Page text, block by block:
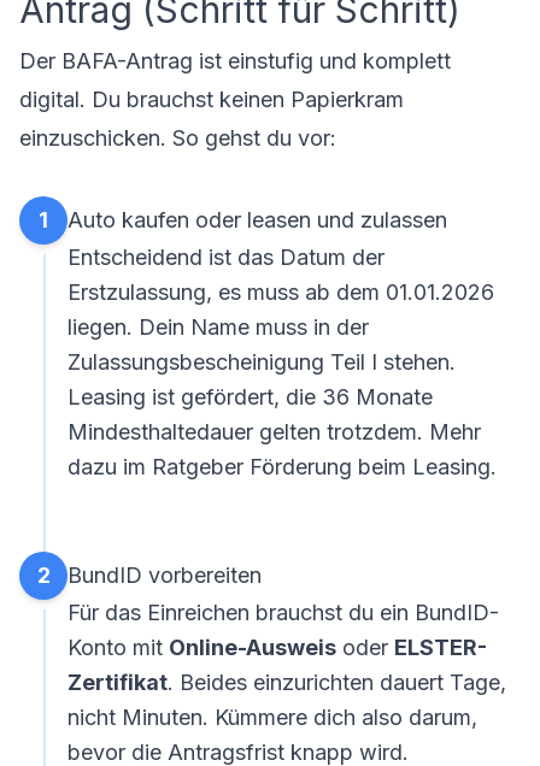
Antrag (Schritt für Schritt)
Der BAFA-Antrag ist einstufig und komplett
digital. Du brauchst keinen Papierkram
einzuschicken. So gehst du vor:
1
Auto kaufen oder leasen und zulassen
Entscheidend ist das Datum der
Erstzulassung, es muss ab dem 01.01.2026
liegen. Dein Name muss in der
Zulassungsbescheinigung Teil I stehen.
Leasing ist gefördert, die 36 Monate
Mindesthaltedauer gelten trotzdem. Mehr
dazu im Ratgeber Förderung beim Leasing.
2
BundID vorbereiten
Für das Einreichen brauchst du ein BundID-
Konto mit Online-Ausweis oder ELSTER-
Zertifikat. Beides einzurichten dauert Tage,
nicht Minuten. Kümmere dich also darum,
bevor die Antragsfrist knapp wird.